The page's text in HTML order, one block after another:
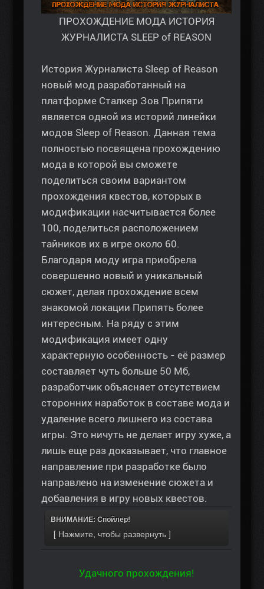
ПРОХОЖДЕНИЕ МОДА ИСТОРИЯ
ЖУРНАЛИСТА SLEEP of REASON
История Журналиста Sleep of Reason
новый мод разработанный на
платформе Сталкер Зов Припяти
является одной из историй линейки
модов Sleep of Reason. Данная тема
полностью посвящена прохождению
мода в которой вы сможете
поделиться своим вариантом
прохождения квестов, которых в
модификации насчитывается более
100, поделиться расположением
тайников их в игре около 60.
Благодаря моду игра приобрела
совершенно новый и уникальный
сюжет, делая прохождение всем
знакомой локации Припять более
интересным. На ряду с этим
модификация имеет одну
характерную особенность - её размер
составляет чуть больше 50 Мб,
разработчик объясняет отсутствием
сторонних наработок в составе мода и
удаление всего лишнего из состава
игры. Это ничуть не делает игру хуже, а
лишь еще раз доказывает, что главное
направление при разработке было
направлено на изменение сюжета и
добавления в игру новых квестов.
ВНИМАНИЕ: Спойлер!
Удачного прохождения!